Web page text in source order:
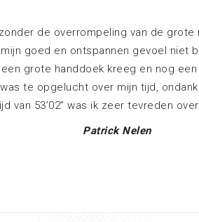
de overrompeling van de grote
goed en ontspannen gevoel niet
grote handdoek kreeg en nog
te opgelucht over mijn tijd,
van 53’02” was ik zeer tevreden
Patrick Nelen